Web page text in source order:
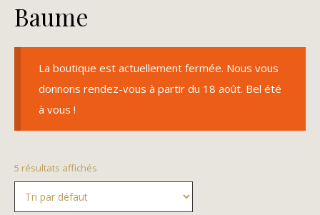
Baume
La boutique est actuellement fermée. Nous vous
donnons rendez-vous à partir du 18 août. Bel été
à vous !
5 résultats affichés